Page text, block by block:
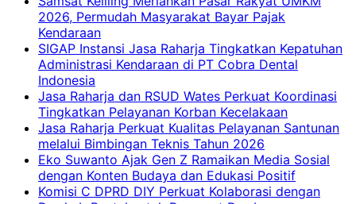
2026, Permudah Masyarakat Bayar Pajak
Kendaraan
SIGAP Instansi Jasa Raharja Tingkatkan Kepatuhan
Administrasi Kendaraan di PT Cobra Dental
Indonesia
Jasa Raharja dan RSUD Wates Perkuat Koordinasi
Tingkatkan Pelayanan Korban Kecelakaan
Jasa Raharja Perkuat Kualitas Pelayanan Santunan
melalui Bimbingan Teknis Tahun 2026
Eko Suwanto Ajak Gen Z Ramaikan Media Sosial
dengan Konten Budaya dan Edukasi Positif
Komisi C DPRD DIY Perkuat Kolaborasi dengan